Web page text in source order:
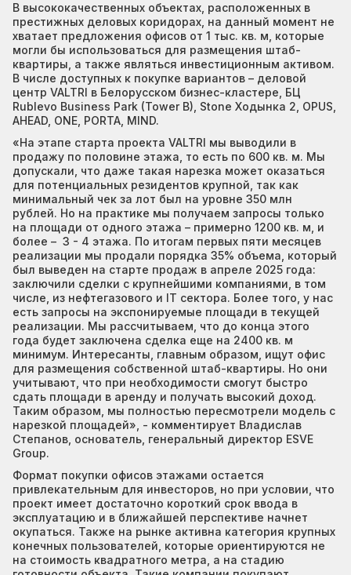
В высококачественных объектах, расположенных в
престижных деловых коридорах, на данный момент не
хватает предложения офисов от 1 тыс. кв. м, которые
могли бы использоваться для размещения штаб-
квартиры, а также являться инвестиционным активом.
В числе доступных к покупке вариантов – деловой
центр VALTRI в Белорусском бизнес-кластере, БЦ
Rublevo Business Park (Tower B), Stone Ходынка 2, OPUS,
AHEAD, ONE, PORTA, MIND.
«На этапе старта проекта VALTRI мы выводили в
продажу по половине этажа, то есть по 600 кв. м. Мы
допускали, что даже такая нарезка может оказаться
для потенциальных резидентов крупной, так как
минимальный чек за лот был на уровне 350 млн
рублей. Но на практике мы получаем запросы только
на площади от одного этажа – примерно 1200 кв. м, и
более – 3 - 4 этажа. По итогам первых пяти месяцев
реализации мы продали порядка 35% объема, который
был выведен на старте продаж в апреле 2025 года:
заключили сделки с крупнейшими компаниями, в том
числе, из нефтегазового и IT сектора. Более того, у нас
есть запросы на экспонируемые площади в текущей
реализации. Мы рассчитываем, что до конца этого
года будет заключена сделка еще на 2400 кв. м
минимум. Интересанты, главным образом, ищут офис
для размещения собственной штаб-квартиры. Но они
учитывают, что при необходимости смогут быстро
сдать площади в аренду и получать высокий доход.
Таким образом, мы полностью пересмотрели модель с
нарезкой площадей», - комментирует Владислав
Степанов, основатель, генеральный директор ESVE
Group.
Формат покупки офисов этажами остается
привлекательным для инвесторов, но при условии, что
проект имеет достаточно короткий срок ввода в
эксплуатацию и в ближайшей перспективе начнет
окупаться. Также на рынке активна категория крупных
конечных пользователей, которые ориентируются не
на стоимость квадратного метра, а на стадию